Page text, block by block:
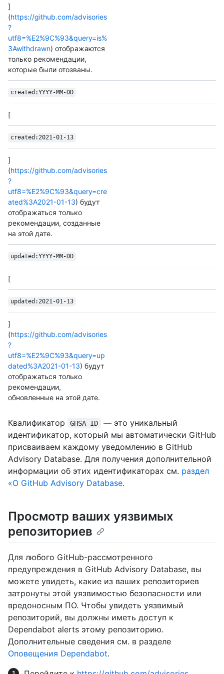
]
(https://github.com/advisories
?
utf8=%E2%9C%93&query=is%
3Awithdrawn) отображаются
только рекомендации,
которые были отозваны.
created:YYYY-MM-DD
[
created:2021-01-13
]
(https://github.com/advisories
?
utf8=%E2%9C%93&query=cre
ated%3A2021-01-13) будут
отображаться только
рекомендации, созданные
на этой дате.
updated:YYYY-MM-DD
[
updated:2021-01-13
]
(https://github.com/advisories
?
utf8=%E2%9C%93&query=up
dated%3A2021-01-13) будут
отображаться только
рекомендации,
обновленные на этой дате.
Квалификатор GHSA-ID
— это уникальный
идентификатор, который мы автоматически GitHub
присваиваем каждому уведомлению в GitHub
Advisory Database. Для получения дополнительной
информации об этих идентификаторах см. раздел
«О GitHub Advisory Database.
Просмотр ваших уязвимых
репозиториев
Для любого GitHub-рассмотренного
предупреждения в GitHub Advisory Database, вы
можете увидеть, какие из ваших репозиториев
затронуты этой уязвимостью безопасности или
вредоносным ПО. Чтобы увидеть уязвимый
репозиторий, вы должны иметь доступ к
Dependabot alerts этому репозиторию.
Дополнительные сведения см. в разделе
Оповещения Dependabot.